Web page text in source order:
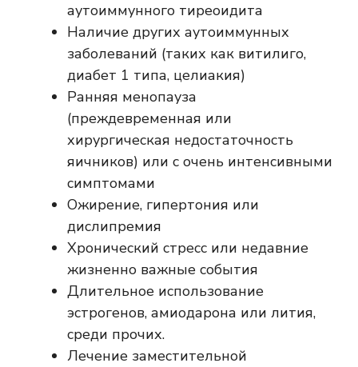
аутоиммунного тиреоидита
Наличие других аутоиммунных
заболеваний (таких как витилиго,
диабет 1 типа, целиакия)
Ранняя менопауза
(преждевременная или
хирургическая недостаточность
яичников) или с очень интенсивными
симптомами
Ожирение, гипертония или
дислипремия
Хронический стресс или недавние
жизненно важные события
Длительное использование
эстрогенов, амиодарона или лития,
среди прочих.
Лечение заместительной